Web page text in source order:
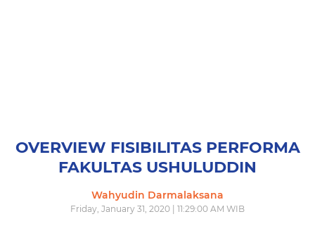
OVERVIEW FISIBILITAS PERFORMA
FAKULTAS USHULUDDIN
Wahyudin Darmalaksana
Friday, January 31, 2020 | 11:29:00 AM WIB